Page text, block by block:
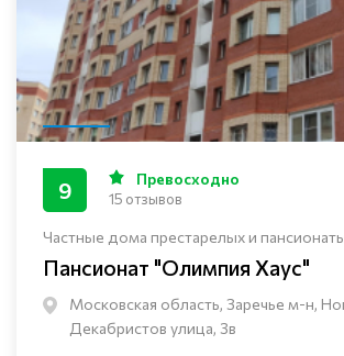
Частные дома престарелых и
Пансионат "Олимпия Хаус"
Московская область, Заречье м-н,
Декабристов улица, 3в
9 Превосходно
15 отзывов